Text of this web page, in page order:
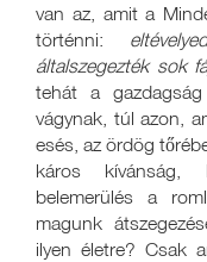
van az, amit a
történni:
általszegezték sok
tehát a
vágynak, túl azon,
esés, az ördög
káros kívánság,
belemerülés a
magunk
ilyen életre? Csak